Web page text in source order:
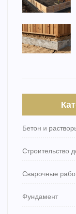
Бетон и
Строительство
Сварочные
Фундамент